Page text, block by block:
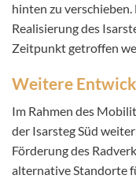
hinten zu
Realisierung des
Zeitpunkt getroffen
Weitere
Im Rahmen des
der Isarsteg Süd
Förderung des
alternative Standorte